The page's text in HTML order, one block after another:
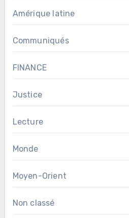
Amérique latine
Communiqués
FINANCE
Justice
Lecture
Monde
Moyen-Orient
Non classé